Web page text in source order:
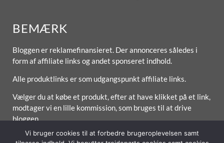
BEMÆRK
Bloggen er reklamefinansieret. Der annonceres således i
form af affiliate links og andet sponseret indhold.
Alle produktlinks er som udgangspunkt affiliate links.
Vælger du at købe et produkt, efter at have klikket på et link,
modtager vi en lille kommission, som bruges til at drive
bloggen.
Vi bruger cookies til at forbedre brugeroplevelsen samt